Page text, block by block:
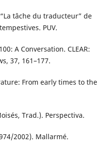
tâche du traducteur” de
PUV.
A Conversation. CLEAR:
37, 161–177.
From early times to the
Trad.). Perspectiva.
2002). Mallarmé.